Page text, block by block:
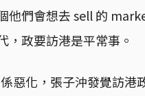
他們會想去 sell 的
，政要訪港是平常事。
惡化，張子沖發覺訪港